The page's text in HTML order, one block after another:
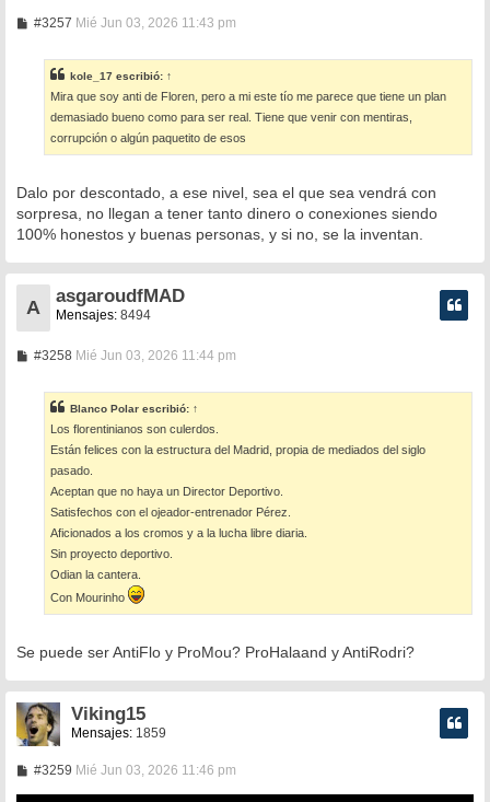
#3257M
a
j
e
Mié Jun 03, 2026 11:43 pm
kole_17 escribió: ↑
Mira que soy anti de Floren, pero a mi este tío me parece que tiene un plan
demasiado bueno como para ser real. Tiene que venir con mentiras,
corrupción o algún paquetito de esos
Dalo por descontado, a ese nivel, sea el que sea vendrá con
sorpresa, no llegan a tener tanto dinero o conexiones siendo
100% honestos y buenas personas, y si no, se la inventan.
A
asgaroudfMAD
Mensajes: 8494
#3258M
a
j
e
Mié Jun 03, 2026 11:44 pm
Blanco Polar escribió: ↑
Los florentinianos son culerdos.
Están felices con la estructura del Madrid, propia de mediados del siglo
pasado.
Aceptan que no haya un Director Deportivo.
Satisfechos con el ojeador-entrenador Pérez.
Aficionados a los cromos y a la lucha libre diaria.
Sin proyecto deportivo.
Odian la cantera.
Con Mourinho
Se puede ser AntiFlo y ProMou? ProHalaand y AntiRodri?
Viking15
Mensajes: 1859
#3259MMié Jun 03, 2026 11:46 pm